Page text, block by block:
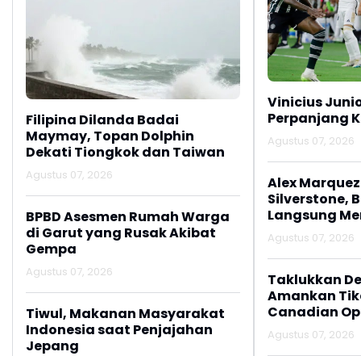
Filipina Dilanda Badai
Maymay, Topan Dolphin
Dekati Tiongkok dan Taiwan
Agustus 07, 2026
BPBD Asesmen Rumah Warga
di Garut yang Rusak Akibat
Gempa
Agustus 07, 2026
Tiwul, Makanan Masyarakat
Indonesia saat Penjajahan
Jepang
Vinicius
Perpanjang
Agustus 07, 2026
Alex
Silverstone,
Langsung
Agustus 07, 2026
Taklukkan
Amankan
Canadian
Agustus 07, 2026